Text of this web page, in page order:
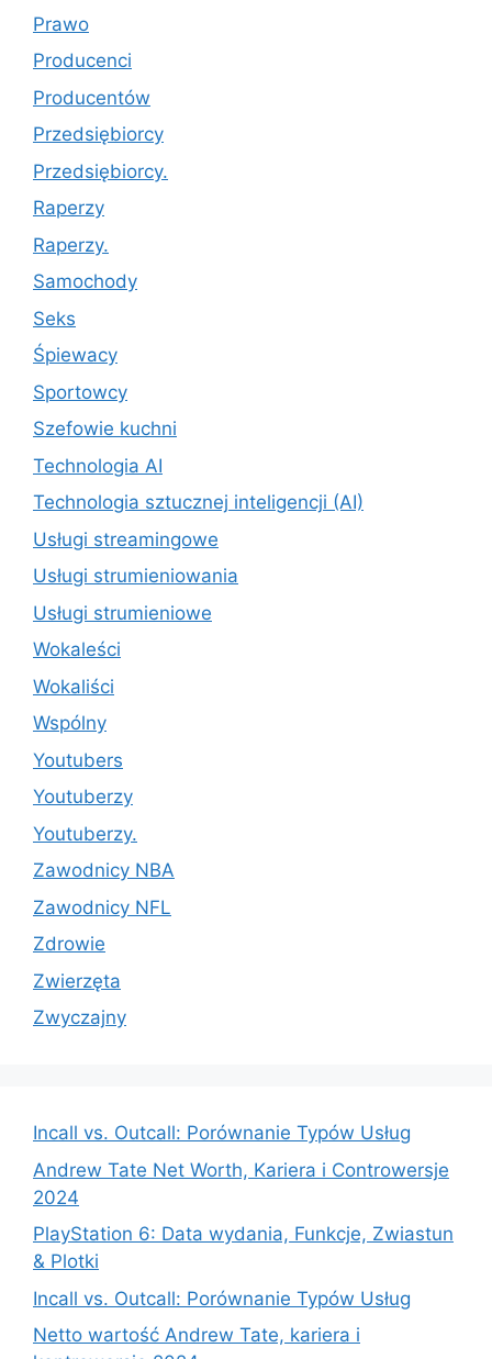
Prawo
Producenci
Producentów
Przedsiębiorcy
Przedsiębiorcy.
Raperzy
Raperzy.
Samochody
Seks
Śpiewacy
Sportowcy
Szefowie kuchni
Technologia AI
Technologia sztucznej inteligencji (AI)
Usługi streamingowe
Usługi strumieniowania
Usługi strumieniowe
Wokaleści
Wokaliści
Wspólny
Youtubers
Youtuberzy
Youtuberzy.
Zawodnicy NBA
Zawodnicy NFL
Zdrowie
Zwierzęta
Zwyczajny
Incall vs. Outcall: Porównanie Typów Usług
Andrew Tate Net Worth, Kariera i Controwersje
2024
PlayStation 6: Data wydania, Funkcje, Zwiastun
& Plotki
Incall vs. Outcall: Porównanie Typów Usług
Netto wartość Andrew Tate, kariera i